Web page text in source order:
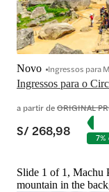
Ingressos para o
Novo Ingressos para
a partir deORIGINAL
S/ 268,98 7%
Slide 1 of 1, Machu
mountain in the